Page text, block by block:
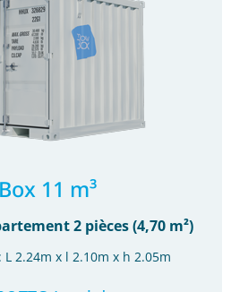
Box 11 m³
2 pièces (4,70 m²)
2.24m x l 2.10m x h 2.05m